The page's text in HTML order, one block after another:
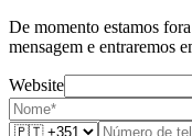
De momento estamos
mensagem e entraremos
Website